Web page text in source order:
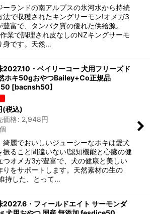
ーランドの南アルプスの氷河水から持続
法で収穫されたキングサーモン!オメガ3
豊富で、タンパク質の優れた供給源。
業で調理され皮なしのNZキングサーモ
身です。天然…
2027.10・ベイリーコー 犬用フリーズド
ホキ50gおやつBailey+Co正規品
[bacnsh50]
(税込)
価格: 2,948円
綺麗でおいしいジューシーなホキは愛犬
振ること間違いない!認知機能と心臓の健
つオメガ3が豊富で、犬の健康と美しい
りをサポートします。天然素材の生の
持した、とって…
2027.6・フィールドエイト サーモンダ